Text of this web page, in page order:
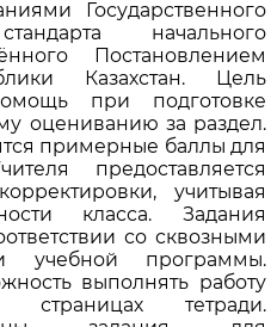
Государственного
начального
Постановлением
Казахстан. Цель
при подготовке
оцениванию за раздел.
примерные баллы для
предоставляется
учитывая
класса. Задания
со сквозными
учебной программы.
выполнять работу
страницах тетради.